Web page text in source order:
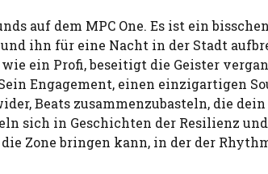
auf dem MPC One. Es ist ein
ihn für eine Nacht in der Stadt
ein Profi, beseitigt die Geister
Engagement, einen einzigartigen
Beats zusammenzubasteln, die
sich in Geschichten der Resilienz
Zone bringen kann, in der der